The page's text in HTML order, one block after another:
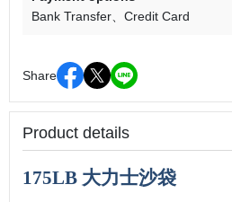
Bank Transfer
Credit Card
Share
Product details
175LB 大力士沙袋